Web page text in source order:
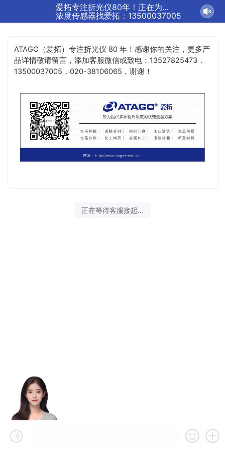
爱拓专注折光仪80年！正在为您服务
浓度传感器找爱拓：13500037005
ATAGO（爱拓）专注折光仪 80 年！感谢你的关注，更多产
品详情敬请留言，添加客服微信或致电：13527825473，
13500037005，020-38106065，谢谢！
正在等待客服接起...